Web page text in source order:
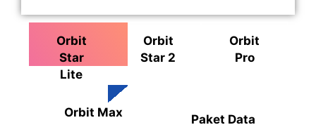
Orbit
Star
Lite
Orbit
Star 2
Orbit
Pro
Orbit Max Paket Data